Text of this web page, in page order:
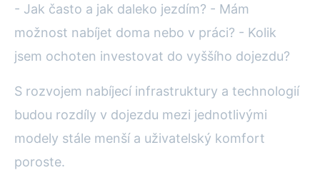
- Jak často a jak daleko jezdím? - Mám
možnost nabíjet doma nebo v práci? - Kolik
jsem ochoten investovat do vyššího dojezdu?
S rozvojem nabíjecí infrastruktury a technologií
budou rozdíly v dojezdu mezi jednotlivými
modely stále menší a uživatelský komfort
poroste.